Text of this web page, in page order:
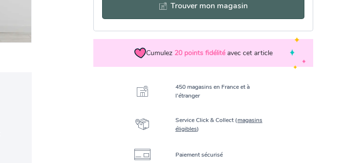
Trouver mon magasin
Cumulez 20 points fidélité avec cet article
450 magasins en France et à
l’étranger
Service Click & Collect (magasins
éligibles)
Paiement sécurisé